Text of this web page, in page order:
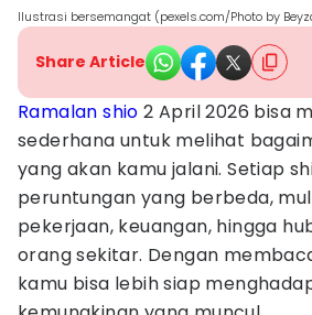
Ilustrasi bersemangat (pexels.com/Photo by
Share Article
Ramalan shio 2 April 2026 bisa
sederhana untuk melihat
yang akan kamu jalani. Setiap
peruntungan yang berbeda,
pekerjaan, keuangan, hingga
orang sekitar. Dengan
kamu bisa lebih siap